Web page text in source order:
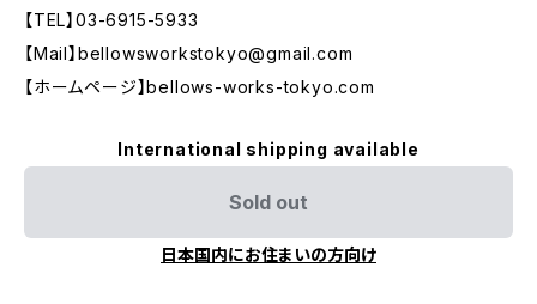
【TEL】03-6915-5933
【Mail】 bellowsworkstokyo@gmail.com
【ホームページ】bellows-works-tokyo.com
International shipping available
Sold out
日本国内にお住まいの方向け